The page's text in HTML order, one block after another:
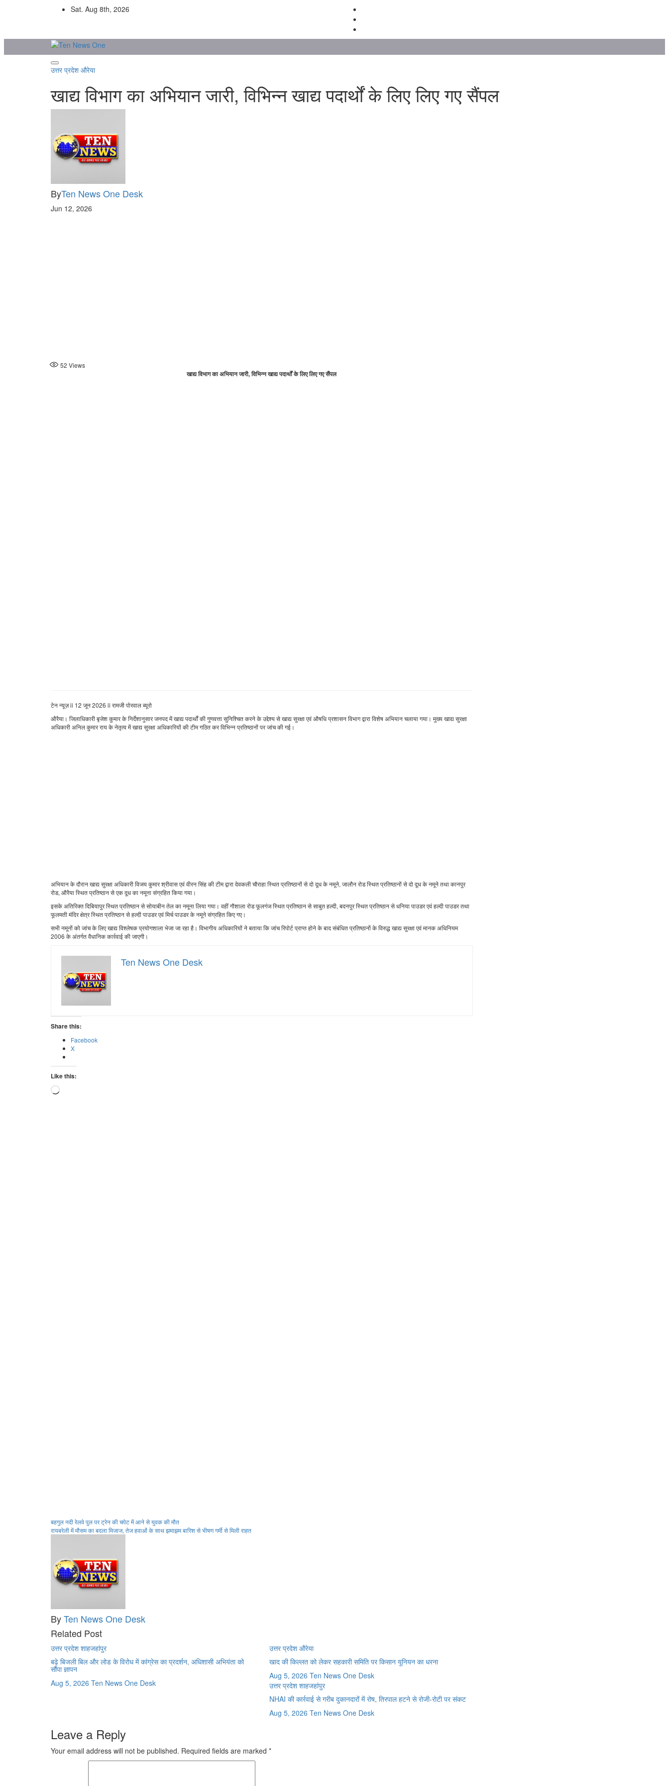
Sat. Aug 8th, 2026
उत्तर प्रदेश औरेया
खाद्य विभाग का अभियान जारी, विभिन्न खाद्य पदार्थों के लिए लिए गए सैंपल
ByTen News One Desk
Jun 12, 2026
52 Views
खाद्य विभाग का अभियान जारी, विभिन्न खाद्य पदार्थों के लिए लिए गए सैंपल
टेन न्यूज़ ii 12 जून 2026 ii रामजी पोरवाल ब्यूरो
औरैया। जिलाधिकारी बृजेश कुमार के निर्देशानुसार जनपद में खाद्य पदार्थों की गुणवत्ता सुनिश्चित करने के उद्देश्य से खाद्य सुरक्षा एवं औषधि प्रशासन विभाग द्वारा विशेष अभियान चलाया गया। मुख्य खाद्य सुरक्षा
अधिकारी अनिल कुमार राय के नेतृत्व में खाद्य सुरक्षा अधिकारियों की टीम गठित कर विभिन्न प्रतिष्ठानों पर जांच की गई।
अभियान के दौरान खाद्य सुरक्षा अधिकारी विजय कुमार श्रीवास एवं वीरन सिंह की टीम द्वारा देवकली चौराहा स्थित प्रतिष्ठानों से दो दूध के नमूने, जालौन रोड स्थित प्रतिष्ठानों से दो दूध के नमूने तथा कानपुर
रोड, औरैया स्थित प्रतिष्ठान से एक दूध का नमूना संग्रहित किया गया।
इसके अतिरिक्त दिबियापुर स्थित प्रतिष्ठान से सोयाबीन तेल का नमूना लिया गया। वहीं गौशाला रोड फूलगंज स्थित प्रतिष्ठान से साबुत हल्दी, बदनपुर स्थित प्रतिष्ठान से धनिया पाउडर एवं हल्दी पाउडर तथा
फूलमती मंदिर क्षेत्र स्थित प्रतिष्ठान से हल्दी पाउडर एवं मिर्च पाउडर के नमूने संग्रहित किए गए।
सभी नमूनों को जांच के लिए खाद्य विश्लेषक प्रयोगशाला भेजा जा रहा है। विभागीय अधिकारियों ने बताया कि जांच रिपोर्ट प्राप्त होने के बाद संबंधित प्रतिष्ठानों के विरुद्ध खाद्य सुरक्षा एवं मानक अधिनियम
2006 के अंतर्गत वैधानिक कार्रवाई की जाएगी।
Ten News One Desk
Share this:
Facebook
X
Like this:
Loading…
Post
navigation
बहगुल नदी रेलवे पुल पर ट्रेन की चपेट में आने से युवक की मौत
रायबरेली में मौसम का बदला मिजाज, तेज हवाओं के साथ झमाझम बारिश से भीषण गर्मी से मिली राहत
ByTen News One Desk
Related Post
उत्तर प्रदेश शाहजहांपुर
बढ़े बिजली बिल और लोड के विरोध में कांग्रेस का प्रदर्शन, अधिशासी अभियंता को
सौंपा ज्ञापन
Aug 5, 2026 Ten News One Desk
उत्तर प्रदेश औरेया
खाद की किल्लत को लेकर सहकारी समिति पर किसान यूनियन का धरना
Aug 5, 2026 Ten News One Desk
उत्तर प्रदेश शाहजहांपुर
NHAI की कार्रवाई से गरीब दुकानदारों में रोष, तिरपाल हटने से रोजी-रोटी पर संकट
Aug 5, 2026 Ten News One Desk
Leave a Reply
Your email address will not be published. Required fields are marked *